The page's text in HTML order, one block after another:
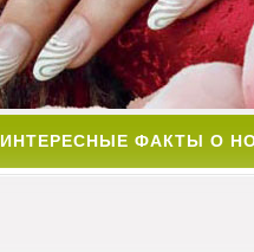
ИНТЕРЕСНЫЕ ФАКТЫ О